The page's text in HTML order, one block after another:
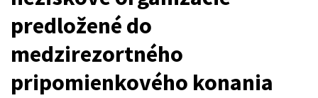
predložené do
medzirezortného
pripomienkového konania